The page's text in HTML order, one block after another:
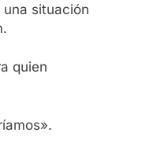
situación
quien